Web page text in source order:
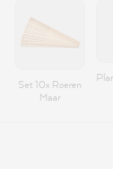
Set 10x Roeren
Maar